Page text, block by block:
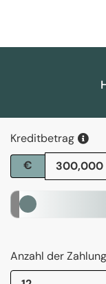
Kreditbetrag
€
Anzahl der